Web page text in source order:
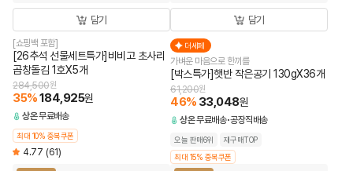
담기
[쇼핑백 포함]
[26추석 선물세트특가]비비고 초사리
곱창돌김 1호X5개
284,500원
35%184,925원
상온무료배송
최대 10% 중복쿠폰
4.77 (61)
담기
더세페
가벼운 마음으로 한끼를
[박스특가]햇반 작은공기 130gX36개
61,200원
46% 33,048원
상온무료배송 공장직배송
오늘 판매6위
재구매TOP
최대 15% 중복쿠폰